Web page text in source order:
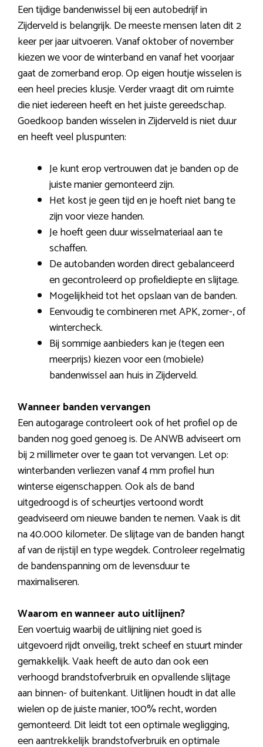
Een tijdige bandenwissel bij een autobedrijf in
Zijderveld is belangrijk. De meeste mensen laten dit 2
keer per jaar uitvoeren. Vanaf oktober of november
kiezen we voor de winterband en vanaf het voorjaar
gaat de zomerband erop. Op eigen houtje wisselen is
een heel precies klusje. Verder vraagt dit om ruimte
die niet iedereen heeft en het juiste gereedschap.
Goedkoop banden wisselen in Zijderveld is niet duur
en heeft veel pluspunten:
Je kunt erop vertrouwen dat je banden op de
juiste manier gemonteerd zijn.
Het kost je geen tijd en je hoeft niet bang te
zijn voor vieze handen.
Je hoeft geen duur wisselmateriaal aan te
schaffen.
De autobanden worden direct gebalanceerd
en gecontroleerd op profieldiepte en slijtage.
Mogelijkheid tot het opslaan van de banden.
Eenvoudig te combineren met APK, zomer-, of
wintercheck.
Bij sommige aanbieders kan je (tegen een
meerprijs) kiezen voor een (mobiele)
bandenwissel aan huis in Zijderveld.
Wanneer banden vervangen
Een autogarage controleert ook of het profiel op de
banden nog goed genoeg is. De ANWB adviseert om
bij 2 millimeter over te gaan tot vervangen. Let op:
winterbanden verliezen vanaf 4 mm profiel hun
winterse eigenschappen. Ook als de band
uitgedroogd is of scheurtjes vertoond wordt
geadviseerd om nieuwe banden te nemen. Vaak is dit
na 40.000 kilometer. De slijtage van de banden hangt
af van de rijstijl en type wegdek. Controleer regelmatig
de bandenspanning om de levensduur te
maximaliseren.
Waarom en wanneer auto uitlijnen?
Een voertuig waarbij de uitlijning niet goed is
uitgevoerd rijdt onveilig, trekt scheef en stuurt minder
gemakkelijk. Vaak heeft de auto dan ook een
verhoogd brandstofverbruik en opvallende slijtage
aan binnen- of buitenkant. Uitlijnen houdt in dat alle
wielen op de juiste manier, 100% recht, worden
gemonteerd. Dit leidt tot een optimale wegligging,
een aantrekkelijk brandstofverbruik en optimale